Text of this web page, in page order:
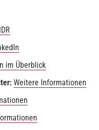
im Überblick
Weitere Informationen